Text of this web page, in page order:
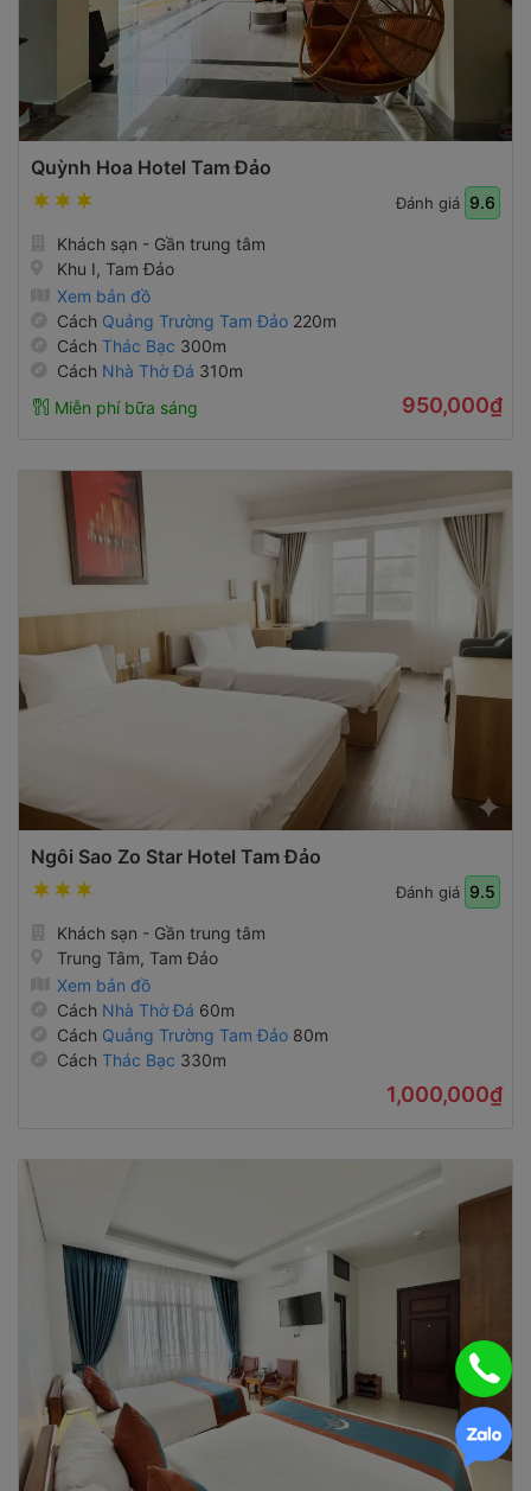
Quỳnh Hoa Hotel Tam Đảo
Đánh giá 9.6
Khách sạn - Gần trung tâm
Khu I, Tam Đảo
Xem bản đồ
Cách Quảng Trường Tam Đảo 220m
Cách Thác Bạc 300m
Cách Nhà Thờ Đá 310m
Miễn phí bữa sáng
950,000₫
Ngôi Sao Zo Star Hotel Tam Đảo
Đánh giá 9.5
Khách sạn - Gần trung tâm
Trung Tâm, Tam Đảo
Xem bản đồ
Cách Nhà Thờ Đá 60m
Cách Quảng Trường Tam Đảo 80m
Cách Thác Bạc 330m
1,000,000₫